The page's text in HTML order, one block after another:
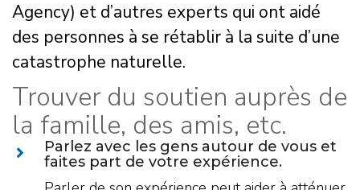
Agency) et d’autres experts qui ont aidé
des personnes à se rétablir à la suite d’une
catastrophe naturelle.
Trouver du soutien auprès de
la famille, des amis, etc.
Parlez avec les gens autour de vous et
faites part de votre expérience.